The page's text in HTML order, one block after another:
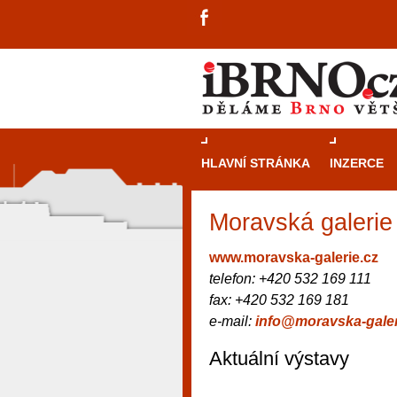
HLAVNÍ STRÁNKA INZERCE
Moravská
www.moravska-galerie.cz
telefon: +420 532 169 111
fax: +420 532 169 181
e-mail: info@moravska-
Aktuální výstavy